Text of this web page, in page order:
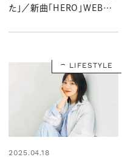
た」／新曲「HERO」WEB限
LIFESTYLE
2025.04.18